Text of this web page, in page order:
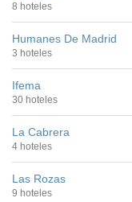
8 hoteles
Humanes De Madrid
3 hoteles
Ifema
30 hoteles
La Cabrera
4 hoteles
Las Rozas
9 hoteles